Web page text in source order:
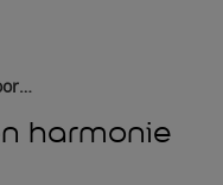
harmonie